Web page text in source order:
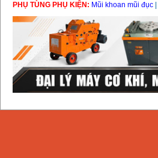
Máy hàn tig que Jasic
Giá: 6800000VND
PHỤ TÙNG PHỤ KIỆN: Mũi khoan mũi đục